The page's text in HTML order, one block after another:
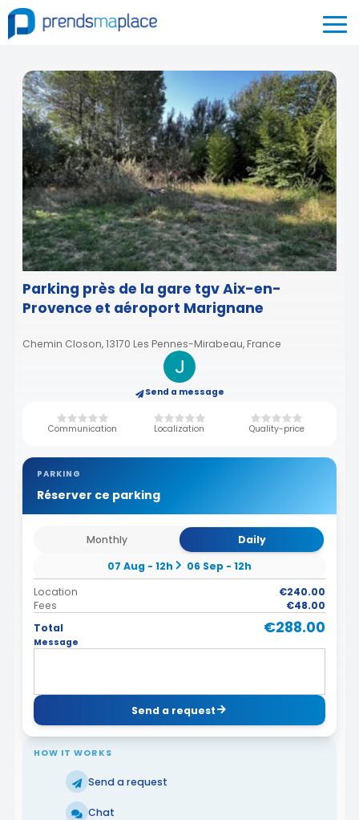
Parking près de la gare tgv Aix-en-
Provence et aéroport Marignane
Chemin Closon, 13170 Les Pennes-Mirabeau, France
Send a message
Communication Localization Quality-price
PARKING
Réserver ce parking
Monthly
Daily
07 Aug - 12h
06 Sep - 12h
Location
€240.00
Fees
€48.00
Total
€288.00
Message
Send a request
HOW IT WORKS
Send a request
Chat